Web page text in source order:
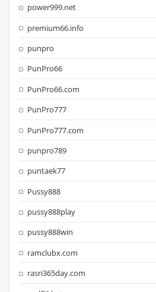
power999.net
premium66.info
punpro
PunPro66
PunPro66.com
PunPro777
PunPro777.com
punpro789
puntaek77
Pussy888
pussy888play
pussy888win
ramclubx.com
rasri365day.com